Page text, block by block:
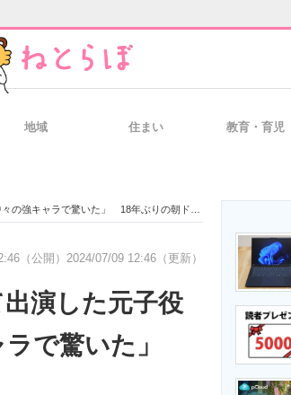
経営リーダーのコミュニティ
製造業のIT導入・活用を支援
地域 住まい 教育・育児
強キャラで驚いた」 18年ぶりの朝ドラ出演
（公開） 2024/07/09 12:46（更新）
出演した元子役
ラで驚いた」